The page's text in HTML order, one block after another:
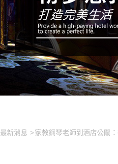
最新消息 家教鋼琴老師到酒店公關